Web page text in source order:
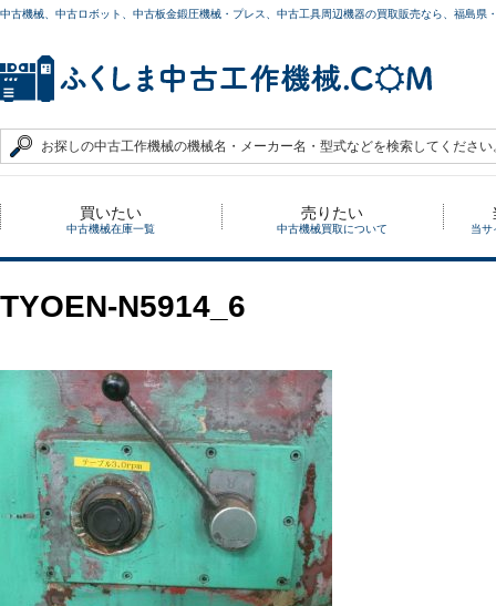
中古機械、中古ロボット、中古板金鍛圧機械・プレス、中古工具周辺機器の買取販売なら、福島
買いたい
中古機械在庫一覧
売りたい
中古機械買取について 当サ
TYOEN-N5914_6